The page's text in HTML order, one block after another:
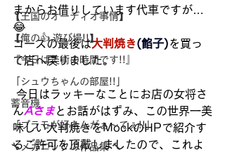
【王国のオーディオ事情】
【俺の👍 遊び場!!】
『今日は美術の時間です!!』
「シュウちゃんの部屋!!」
蓄音機
「プラモが好きんがぁ～てぇ!!」
🔧メカニックの作品集 🔨
まからお借りしています代車ですが…
😂
コースの最後は大判焼き(餡子)を買っ
て店へ戻りました。
んAさまとお話がはずみ、この世界一美
味しい大判焼きをMockのHPで紹介す
るご許可を頂戴しましたので、これよ